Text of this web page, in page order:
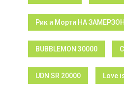
Рик и Морти НА
BUBBLEMON 30000
UDN SR 20000 Love